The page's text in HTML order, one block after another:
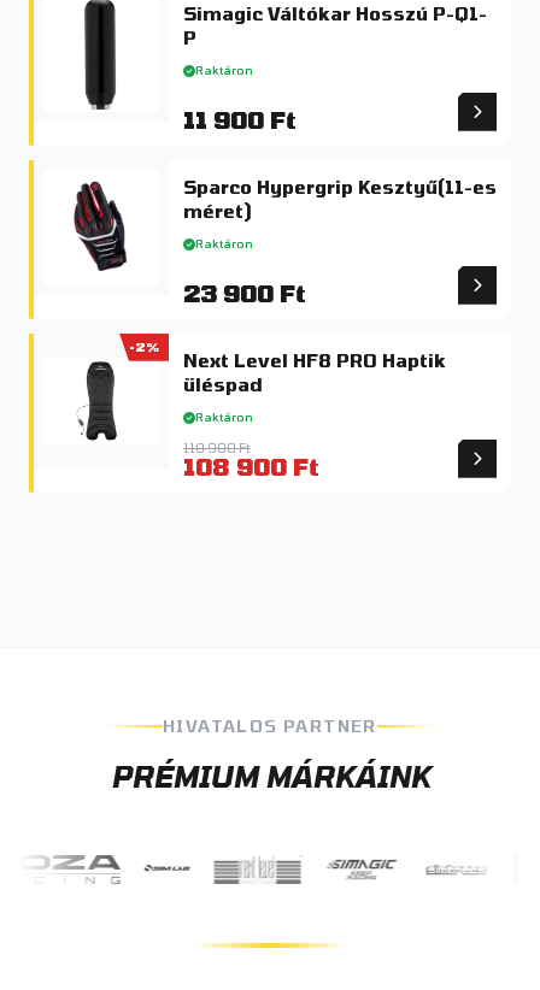
Simagic Váltókar Hosszú P-Q1-
P
Raktáron
11 900 Ft
Sparco Hypergrip Kesztyű(11-es
méret)
Raktáron
23 900 Ft
-2%
Next Level HF8 PRO Haptik
üléspad
Raktáron
110 900 Ft
108 900 Ft
HIVATALOS PARTNER
PRÉMIUM MÁRKÁINK